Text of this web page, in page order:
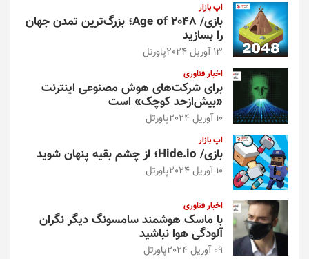
اپ بازار
بازی/ Age of 2048؛ بزرگ‌ترین تمدن جهان
را بسازید
13 آوریل 2024 پاورتل
اخبار فناوری
برای شرکت‌های هوش مصنوعی اینترنت
«بیش‌از‌حد کوچک» است
10 آوریل 2024 پاورتل
اپ بازار
بازی/ Hide.io؛ از چشم بقیه پنهان شوید
10 آوریل 2024 پاورتل
اخبار فناوری
با ماسک هوشمند سامسونگ دیگر نگران
آلودگی هوا نباشید
09 آوریل 2024 پاورتل